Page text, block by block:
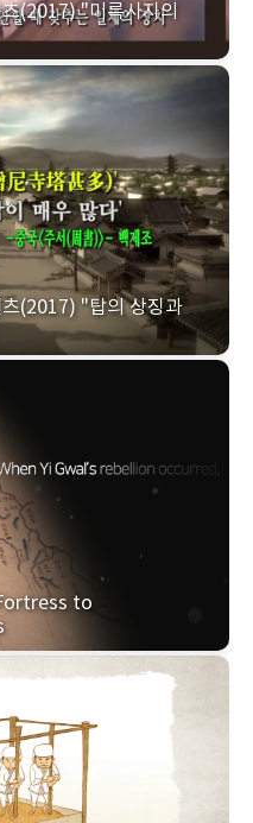
(2017) "미륵사지의
(2017) "탑의 상징과
to